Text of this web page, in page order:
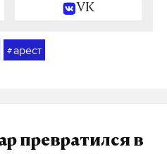
VK
#арест
превратился в